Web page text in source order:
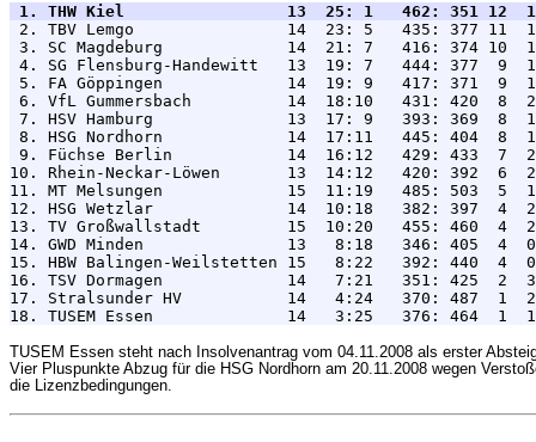
1. THW Kiel                 13  25: 1   462: 351 12
2. TBV Lemgo                14  23: 5   435: 377 11
3. SC Magdeburg             14  21: 7   416: 374 10
4. SG Flensburg-Handewitt   13  19: 7   444: 377  9
5. FA Göppingen             14  19: 9   417: 371  9
6. VfL Gummersbach          14  18:10   431: 420  8
7. HSV Hamburg              13  17: 9   393: 369  8
8. HSG Nordhorn             14  17:11   445: 404  8
9. Füchse Berlin            14  16:12   429: 433  7
10. Rhein-Neckar-Löwen       13  14:12   420: 392  6
11. MT Melsungen             15  11:19   485: 503  5
12. HSG Wetzlar              14  10:18   382: 397  4
13. TV Großwallstadt         15  10:20   455: 460  4
14. GWD Minden               13   8:18   346: 405  4
15. HBW Balingen-Weilstetten 15   8:22   392: 440  4
16. TSV Dormagen             14   7:21   351: 425  2
17. Stralsunder HV           14   4:24   370: 487  1
TUSEM Essen steht nach Insolvenantrag vom 04.11.2008 als erster
Vier Pluspunkte Abzug für die HSG Nordhorn am 20.11.2008 wegen
die Lizenzbedingungen.